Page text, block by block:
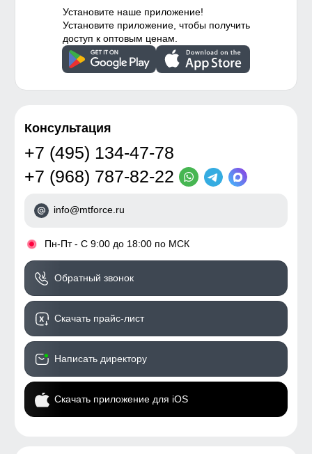
Установите наше приложение!
Установите приложение, чтобы получить
доступ к оптовым ценам.
Консультация
+7 (495) 134-47-78
+7 (968) 787-82-22
info@mtforce.ru
• Пн-Пт - С 9:00 до 18:00 по МСК
Обратный звонок
Скачать прайс-лист
Написать директору
Скачать приложение для iOS